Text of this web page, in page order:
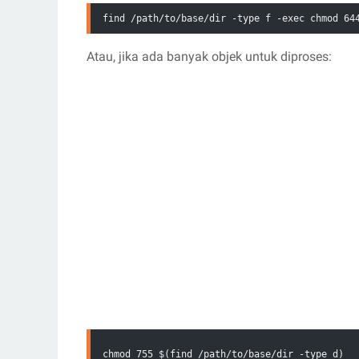
find /path/to/base/dir -type f -exec chmod
Atau, jika ada banyak objek untuk diproses:
chmod 755 $(find /path/to/base/dir -type d)